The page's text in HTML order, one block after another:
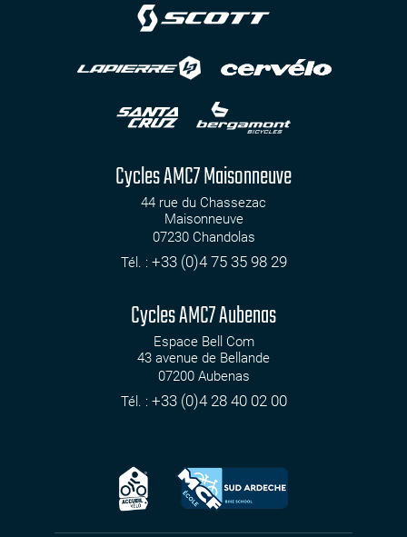
Cycles AMC7 Maisonneuve
44 rue du Chassezac
Maisonneuve
07230 Chandolas
Tél. : +33 (0)4 75 35 98 29
Cycles AMC7 Aubenas
Espace Bell Com
43 avenue de Bellande
07200 Aubenas
Tél. : +33 (0)4 28 40 02 00